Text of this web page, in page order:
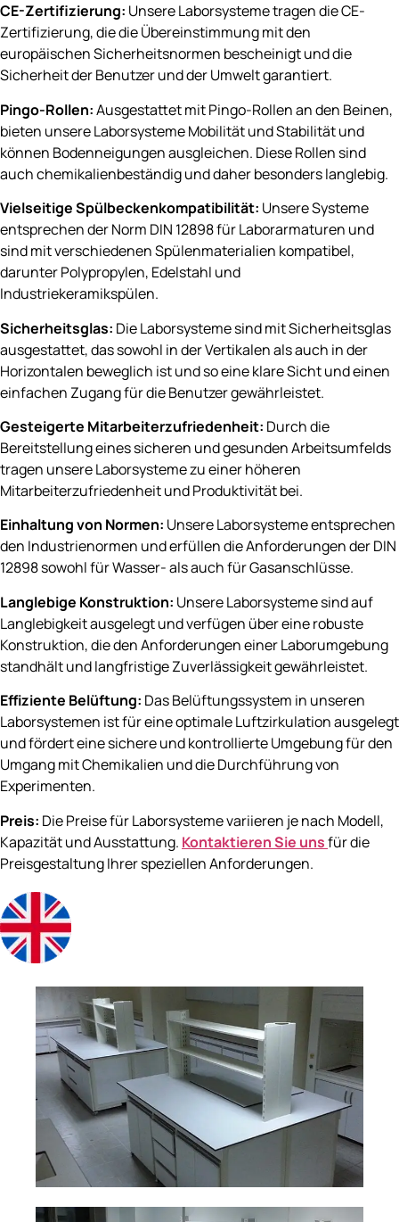
CE-Zertifizierung: Unsere Laborsysteme tragen die CE-
Zertifizierung, die die Übereinstimmung mit den
europäischen Sicherheitsnormen bescheinigt und die
Sicherheit der Benutzer und der Umwelt garantiert.
Pingo-Rollen:Ausgestattet mit Pingo-Rollen an den Beinen,
bieten unsere Laborsysteme Mobilität und Stabilität und
können Bodenneigungen ausgleichen. Diese Rollen sind
auch chemikalienbeständig und daher besonders langlebig.
Vielseitige Spülbeckenkompatibilität: Unsere Systeme
entsprechen der Norm DIN 12898 für Laborarmaturen und
sind mit verschiedenen Spülenmaterialien kompatibel,
darunter Polypropylen, Edelstahl und
Industriekeramikspülen.
Sicherheitsglas: Die Laborsysteme sind mit Sicherheitsglas
ausgestattet, das sowohl in der Vertikalen als auch in der
Horizontalen beweglich ist und so eine klare Sicht und einen
einfachen Zugang für die Benutzer gewährleistet.
Gesteigerte Mitarbeiterzufriedenheit: Durch die
Bereitstellung eines sicheren und gesunden Arbeitsumfelds
tragen unsere Laborsysteme zu einer höheren
Mitarbeiterzufriedenheit und Produktivität bei.
Einhaltung von Normen: Unsere Laborsysteme entsprechen
den Industrienormen und erfüllen die Anforderungen der DIN
12898 sowohl für Wasser- als auch für Gasanschlüsse.
Langlebige Konstruktion: Unsere Laborsysteme sind auf
Langlebigkeit ausgelegt und verfügen über eine robuste
Konstruktion, die den Anforderungen einer Laborumgebung
standhält und langfristige Zuverlässigkeit gewährleistet.
Effiziente Belüftung: Das Belüftungssystem in unseren
Laborsystemen ist für eine optimale Luftzirkulation ausgelegt
und fördert eine sichere und kontrollierte Umgebung für den
Umgang mit Chemikalien und die Durchführung von
Experimenten.
Preis: Die Preise für Laborsysteme variieren je nach Modell,
Kapazität und Ausstattung. Kontaktieren Sie unsfür die
Preisgestaltung Ihrer speziellen Anforderungen.